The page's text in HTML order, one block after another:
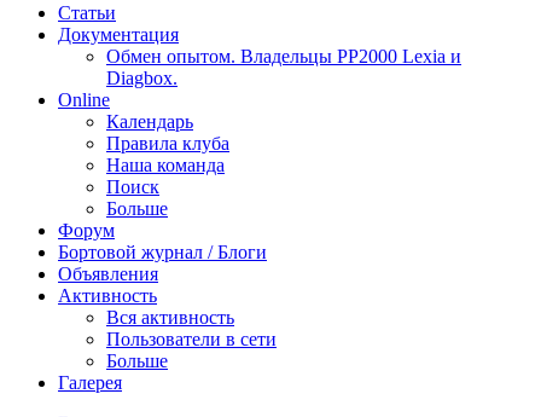
Статьи
Документация
Обмен опытом. Владельцы PP2000 Lexia и
Diagbox.
Online
Календарь
Правила клуба
Наша команда
Поиск
Больше
Форум
Бортовой журнал / Блоги
Объявления
Активность
Вся активность
Пользователи в сети
Больше
Галерея